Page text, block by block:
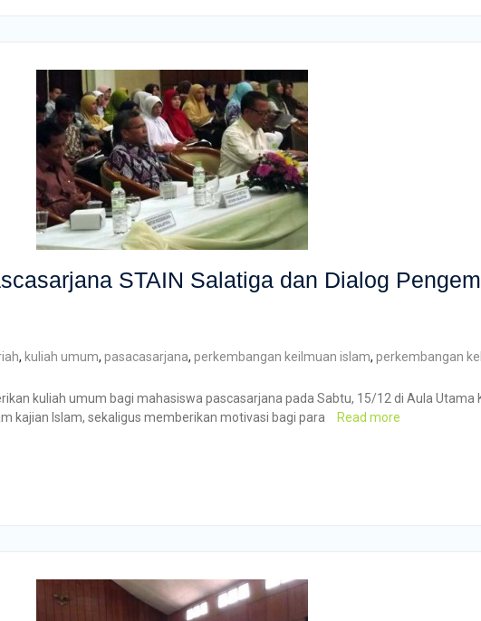
STAIN Salatiga dan Dialog
, kuliah umum, pasacasarjana, perkembangan keilmuan islam, perkembangan
kuliah umum bagi mahasiswa pascasarjana pada Sabtu, 15/12 di Aula
kajian Islam, sekaligus memberikan motivasi bagi para
Read more